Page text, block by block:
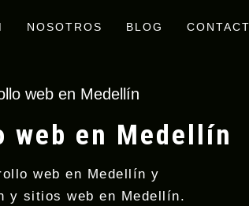
NOSOTROS BLOG
web en Medellín
en Medellín
web en Medellín y
y sitios web en Medellín.